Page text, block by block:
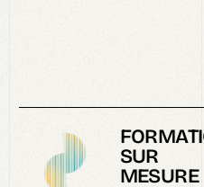
SUR
MESURE